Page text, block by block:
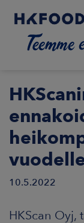
ETUSIVU
MEISTÄ
10.5.2022
HKScan Oyj,